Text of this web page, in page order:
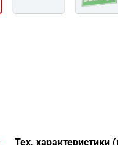
Тех. характеристики